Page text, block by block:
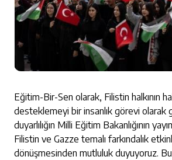
Eğitim-Bir-Sen olarak, Filistin halkının
desteklemeyi bir insanlık görevi olarak
duyarlılığın Milli Eğitim Bakanlığının
Filistin ve Gazze temalı farkındalık
dönüşmesinden mutluluk duyuyoruz. Bu